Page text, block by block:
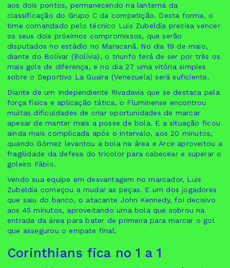
aos dois pontos, permanecendo na lanterna da
classificação do Grupo C da competição. Desta forma, o
time comandado pelo técnico Luis Zubeldía precisa vencer
os seus dois próximos compromissos, que serão
disputados no estádio no Maracanã. No dia 19 de maio,
diante do Bolívar (Bolívia), o triunfo terá de ser por três os
mais gols de diferença, e no dia 27 uma vitória simples
sobre o Deportivo La Guaira (Venezuela) será suficiente.
Diante de um Independiente Rivadavia que se destaca pela
força física e aplicação tática, o Fluminense encontrou
muitas dificuldades de criar oportunidades de marcar
apesar de manter mais a posse de bola. E a situação ficou
ainda mais complicada após o intervalo, aos 20 minutos,
quando Gómez levantou a bola na área e Arce aproveitou a
fragilidade da defesa do tricolor para cabecear e superar o
goleiro Fábio.
Vendo sua equipe em desvantagem no marcador, Luis
Zubeldía começou a mudar as peças. E um dos jogadores
que saiu do banco, o atacante John Kennedy, foi decisivo
aos 45 minutos, aproveitando uma bola que sobrou na
entrada da área para bater de primeira para marcar o gol
que assegurou o empate final.
Corinthians fica no 1 a 1